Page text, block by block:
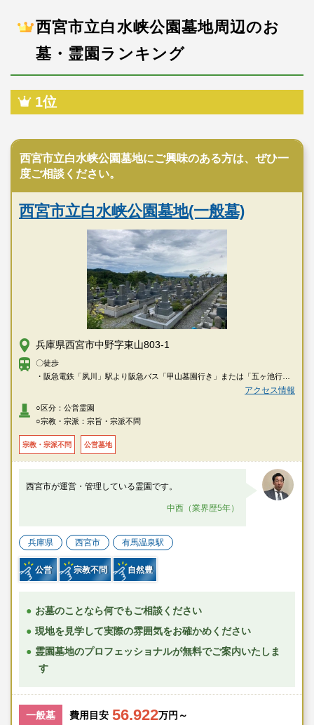
西宮市立白水峡公園墓地周辺のお
墓・霊園ランキング
1位
西宮市立白水峡公園墓地にご興味のある方は、ぜひ一
度ご相談ください。
西宮市立白水峡公園墓地(一般墓)
兵庫県西宮市中野字東山803-1
〇徒歩
・阪急電鉄「夙川」駅より阪急バス「甲山墓園行き」または「五ヶ池行
・阪神電車「西宮」駅より阪神バス鷲林寺線乗車、「甲山墓園前」下車す
ぐ
アクセス情報
○区分：公営霊園
○宗教・宗派：宗旨・宗派不問
宗教・宗派不問 公営墓地
西宮市が運営・管理している霊園です。
中西（業界歴5年）
兵庫県 西宮市 有馬温泉駅
公営 宗教不問 自然豊
お墓のことなら何でもご相談ください
現地を見学して実際の雰囲気をお確かめください
霊園墓地のプロフェッショナルが無料でご案内いたしま
す
一般墓 費用目安 56.922万円～